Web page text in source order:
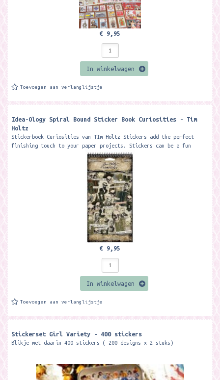
€ 9,95
In winkelwagen
Toevoegen aan verlanglijstje
Idea-Ology Spiral Bound Sticker Book Curiosities - Tim
Holtz
Stickerboek Curiosities van TIm Holtz Stickers add the perfect
finishing touch to your paper projects. Stickers can be a fun
€ 9,95
In winkelwagen
Toevoegen aan verlanglijstje
Stickerset Girl Variety - 400 stickers
Blikje met daarin 400 stickers ( 200 designs x 2 stuks)